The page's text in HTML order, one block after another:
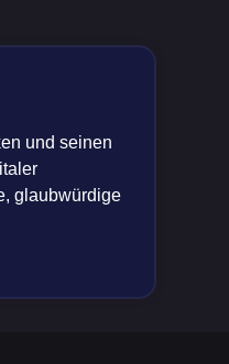
und seinen
glaubwürdige